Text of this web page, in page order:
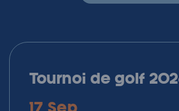
Tournoi de golf